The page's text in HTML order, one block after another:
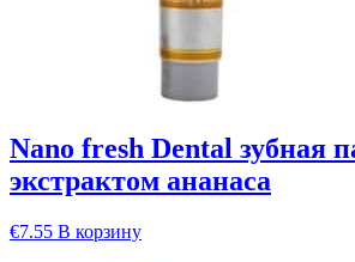
Nano fresh Dental зубная
экстрактом ананаса
€7.55 В корзину